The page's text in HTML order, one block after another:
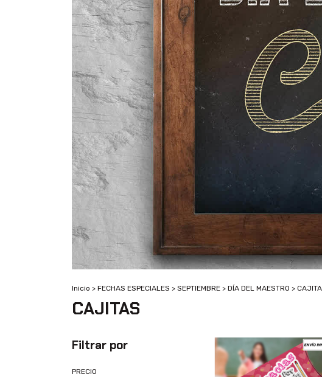
Inicio > FECHAS ESPECIALES > SEPTIEMBRE > DÍA DEL MAESTRO >
CAJITAS
Filtrar por
PRECIO